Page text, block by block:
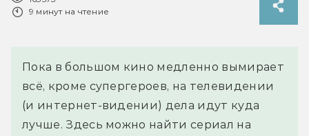
9 минут на чтение
Пока в большом кино медленно вымирает
всё, кроме супергероев, на телевидении
(и интернет-видении) дела идут куда
лучше. Здесь можно найти сериал на